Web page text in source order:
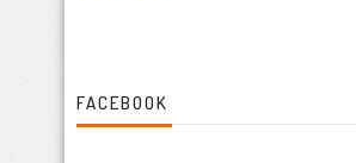
FACEBOOK